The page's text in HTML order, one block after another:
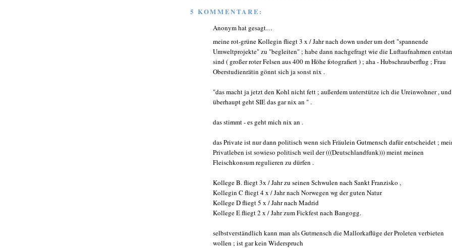
5 KOMMENTARE:
Anonym hat gesagt…
meine rot-grüne Kollegin fliegt 3 x / Jahr nach down under um dort "spannende
Umweltprojekte" zu "begleiten" ; habe dann nachgefragt wie die Luftaufnahmen
sind ( großer roter Felsen aus 400 m Höhe fotografiert ) ; aha - Hubschrauberflug ; Frau
Oberstudienrätin gönnt sich ja sonst nix .
"das macht ja jetzt den Kohl nicht fett ; außerdem unterstütze ich die Ureinwohner , und
überhaupt geht SIE das gar nix an " .
das stimmt - es geht mich nix an .
das Private ist nur dann politisch wenn sich Fräulein Gutmensch dafür entscheidet ;
Privatleben ist sowieso politisch weil der (((Deutschlandfunk))) meint meinen
Fleischkonsum regulieren zu dürfen .
Kollege B. fliegt 3x / Jahr zu seinen Schwulen nach Sankt Franzisko ,
Kollegin C fliegt 4 x / Jahr nach Norwegen wg der guten Natur
Kollege D fliegt 5 x / Jahr nach Madrid
Kollege E fliegt 2 x / Jahr zum Fickfest nach Bangogg.
selbstverständlich kann man als Gutmensch die Mallorkaflüge der Proleten verbieten
wollen ; ist gar kein Widerspruch